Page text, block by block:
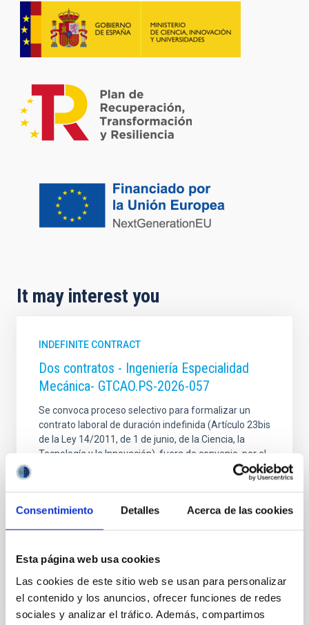
Consentimiento Detalles Acerca de las cookies
Esta página web usa cookies
Las cookies de este sitio web se usan para personalizar
el contenido y los anuncios, ofrecer funciones de redes
sociales y analizar el tráfico. Además, compartimos
It may interest you
INDEFINITE CONTRACT
Dos contratos - Ingeniería Especialidad
Mecánica- GTCAO.PS-2026-057
Se convoca proceso selectivo para formalizar un
contrato laboral de duración indefinida (Artículo 23bis
de la Ley 14/2011, de 1 de junio, de la Ciencia, la
Tecnología y la Innovación), fuera de convenio, por el
sistema general de acceso libre y que tendrá, entre
otras, las siguientes funciones: Dentro del equipo de
In process